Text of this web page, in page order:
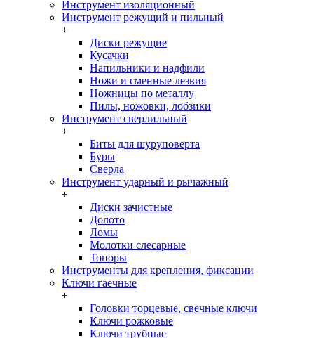
Инструмент изоляционный
Инструмент режущий и пильный
+
Диски режущие
Кусачки
Напильники и надфили
Ножи и сменные лезвия
Ножницы по металлу
Пилы, ножовки, лобзики
Инструмент сверлильный
+
Биты для шуруповерта
Буры
Сверла
Инструмент ударный и рычажный
+
Диски зачистные
Долото
Ломы
Молотки слесарные
Топоры
Инструменты для крепления, фиксации
Ключи гаечные
+
Головки торцевые, свечные ключи
Ключи рожковые
Ключи трубные